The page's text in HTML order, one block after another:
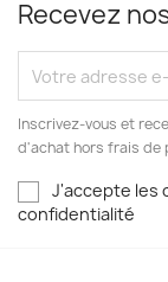
Recevez
Inscrivez-vous et
d'achat hors frais de
J'accepte les
confidentialité